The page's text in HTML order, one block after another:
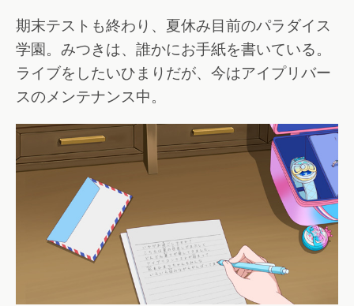
期末テストも終わり、夏休み目前のパラダイス
学園。みつきは、誰かにお手紙を書いている。
ライブをしたいひまりだが、今はアイプリバー
スのメンテナンス中。